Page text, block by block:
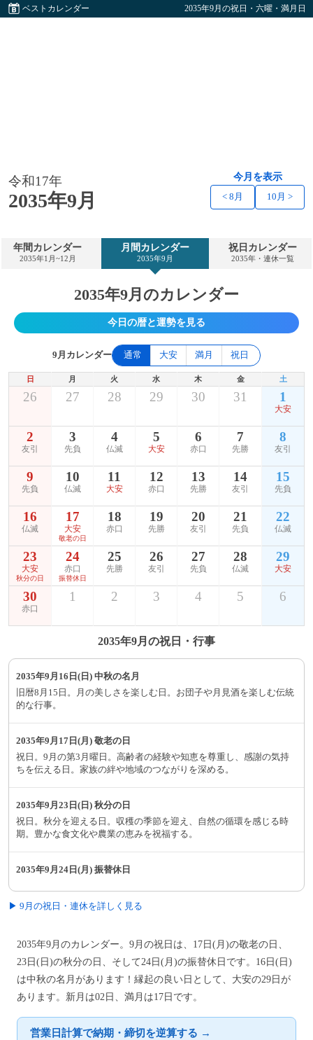
ベストカレンダー 2035年9月の祝日・六曜・満月日
令和17年
2035年9月
今月を表示
< 8月 10月 >
年間カレンダー
2035年1月~12月
月間カレンダー
2035年9月
祝日カレンダー
2035年・連休一覧
2035年9月のカレンダー
今日の暦と運勢を見る
9月カレンダー 通常 大安 満月 祝日
日 月 火 水 木 金 土
26 27 28 29 30 31 1
大安
2
友引
3
先負
4
仏滅
5
大安
6
赤口
7
先勝
8
友引
9
先負
10
仏滅
11
大安
12
赤口
13
先勝
14
友引
15
先負
16
仏滅
17
大安
敬老の日
18
赤口
19
先勝
20
友引
21
先負
22
仏滅
23
大安
秋分の日
24
赤口
振替休日
25
先勝
26
友引
27
先負
28
仏滅
29
大安
30
赤口
1 2 3 4 5 6
2035年9月の祝日・行事
2035年9月16日(日) 中秋の名月
旧暦8月15日。月の美しさを楽しむ日。お団子や月見酒を楽しむ伝統
的な行事。
2035年9月17日(月) 敬老の日
祝日。9月の第3月曜日。高齢者の経験や知恵を尊重し、感謝の気持
ちを伝える日。家族の絆や地域のつながりを深める。
2035年9月23日(日) 秋分の日
祝日。秋分を迎える日。収穫の季節を迎え、自然の循環を感じる時
期。豊かな食文化や農業の恵みを祝福する。
2035年9月24日(月) 振替休日
▶ 9月の祝日・連休を詳しく見る
2035年9月のカレンダー。9月の祝日は、17日(月)の敬老の日、
23日(日)の秋分の日、そして24日(月)の振替休日です。16日(日)
は中秋の名月があります！縁起の良い日として、大安の29日が
あります。新月は02日、満月は17日です。
営業日計算で納期・締切を逆算する →